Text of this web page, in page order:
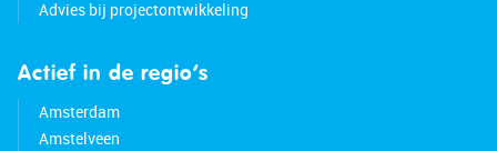
Advies bij projectontwikkeling
Actief in de regio’s
Amsterdam
Amstelveen